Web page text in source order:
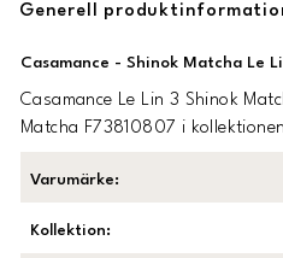
Generell
Casamance - Shinok Matcha Le
Casamance Le Lin 3 Shinok
Matcha F73810807 i
Varumärke:
Kollektion: